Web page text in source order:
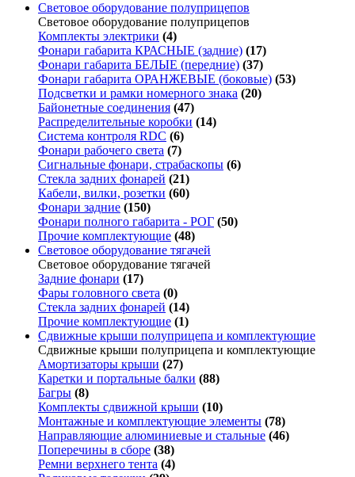
Световое оборудование полуприцепов
Световое оборудование полуприцепов
Комплекты электрики (4)
Фонари габарита КРАСНЫЕ (задние) (17)
Фонари габарита БЕЛЫЕ (передние) (37)
Фонари габарита ОРАНЖЕВЫЕ (боковые) (53)
Подсветки и рамки номерного знака (20)
Байонетные соединения (47)
Распределительные коробки (14)
Система контроля RDC (6)
Фонари рабочего света (7)
Сигнальные фонари, страбаскопы (6)
Стекла задних фонарей (21)
Кабели, вилки, розетки (60)
Фонари задние (150)
Фонари полного габарита - РОГ (50)
Прочие комплектующие (48)
Световое оборудование тягачей
Световое оборудование тягачей
Задние фонари (17)
Фары головного света (0)
Стекла задних фонарей (14)
Прочие комплектующие (1)
Сдвижные крыши полуприцепа и комплектующие
Сдвижные крыши полуприцепа и комплектующие
Амортизаторы крыши (27)
Каретки и портальные балки (88)
Багры (8)
Комплекты сдвижной крыши (10)
Монтажные и комплектующие элементы (78)
Направляющие алюминиевые и стальные (46)
Поперечины в сборе (38)
Ремни верхнего тента (4)